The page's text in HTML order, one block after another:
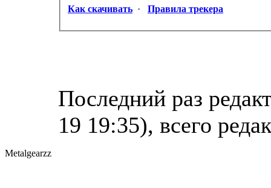
Как скачивать · Правила трекера
Последний раз
19 19:35), всего
Metalgearzz